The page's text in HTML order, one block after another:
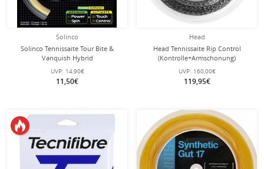
Solinco
Solinco Tennissaite Tour Bite &
Vanquish Hybrid
(Haltbarkeit+Komfort) 12m Set
UVP: 14,90€
11,50€
Head
Head Tennissaite Rip Control
(Kontrolle+Armschonung)
schwarz/weiss 200m Rolle
UVP: 160,00€
119,95€